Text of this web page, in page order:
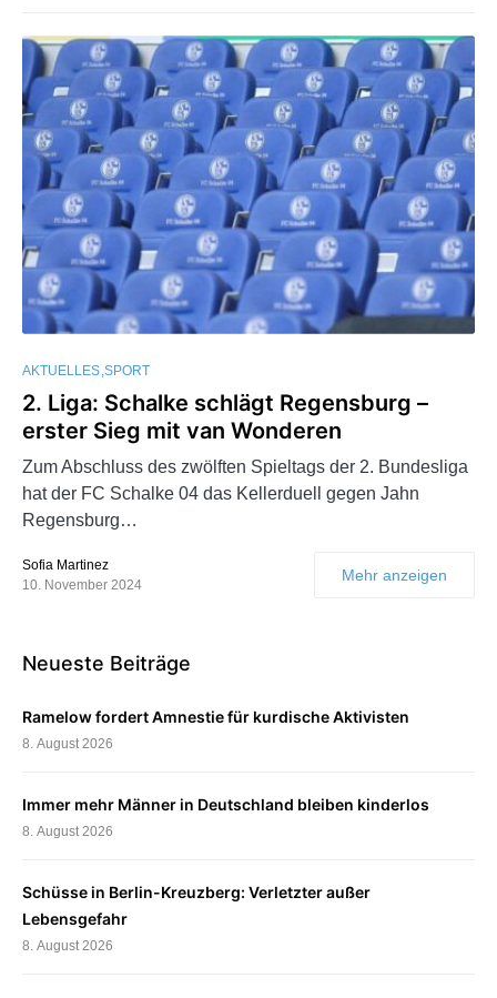
AKTUELLES SPORT
2. Liga: Schalke schlägt Regensburg –
erster Sieg mit van Wonderen
Zum Abschluss des zwölften Spieltags der 2. Bundesliga
hat der FC Schalke 04 das Kellerduell gegen Jahn
Regensburg…
Sofia Martinez
10. November 2024
Mehr anzeigen
Neueste Beiträge
Ramelow fordert Amnestie für kurdische Aktivisten
8. August 2026
Immer mehr Männer in Deutschland bleiben kinderlos
8. August 2026
Schüsse in Berlin-Kreuzberg: Verletzter außer
Lebensgefahr
8. August 2026